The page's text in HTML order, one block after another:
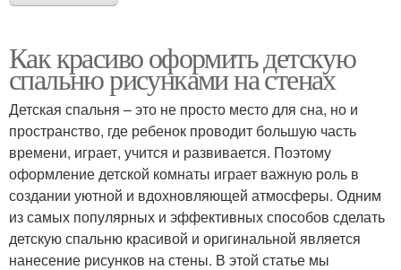
Как красиво оформить детскую
спальню рисунками на стенах
Детская спальня – это не просто место для сна, но и
пространство, где ребенок проводит большую часть
времени, играет, учится и развивается. Поэтому
оформление детской комнаты играет важную роль в
создании уютной и вдохновляющей атмосферы. Одним
из самых популярных и эффективных способов сделать
детскую спальню красивой и оригинальной является
нанесение рисунков на стены. В этой статье мы